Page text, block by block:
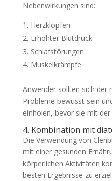
Nebenwirkungen sind:
Herzklopfen
Erhöhter Blutdruck
Schlafstörungen
Muskelkrämpfe
Anwender sollten sich der
Probleme bewusst sein
einholen, bevor sie mit
4. Kombination mit
Die Verwendung von
mit einer gesunden
körperlichen Aktivitäten
besten Ergebnisse zu